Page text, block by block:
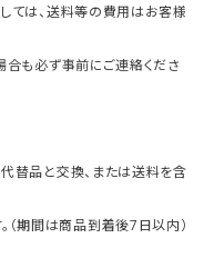
ては、送料等の費用はお客様
も必ず事前にご連絡くださ
替品と交換、または送料を含
期間は商品到着後7日以内）